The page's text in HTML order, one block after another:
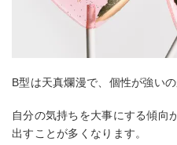
B型は天真爛漫で、個性が強いの
自分の気持ちを大事にする傾向
出すことが多くなります。